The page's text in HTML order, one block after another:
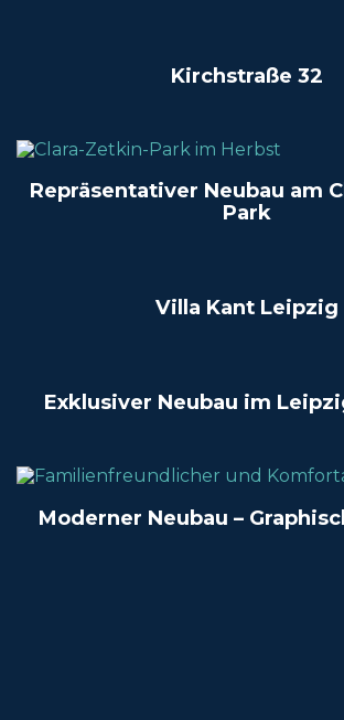
Kirchstraße 32
Repräsentativer Neubau am
Park
Villa Kant Leipzig
Exklusiver Neubau im
Moderner Neubau –